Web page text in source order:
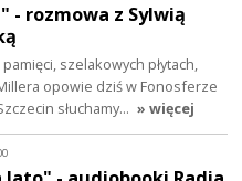
- rozmowa z Sylwią
szelakowych płytach,
opowie dziś w Fonosferze
słuchamy… » więcej